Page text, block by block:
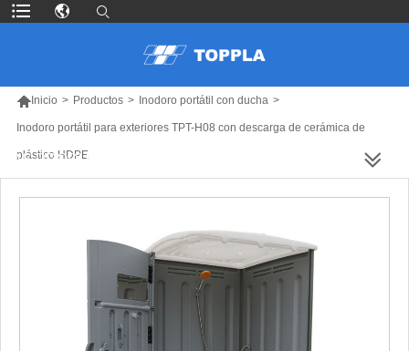
Inicio > Productos > Inodoro portátil con ducha >
Inodoro portátil para exteriores TPT-H08 con descarga de cerámica de
plástico HDPE
MÁS PRODUCTOS